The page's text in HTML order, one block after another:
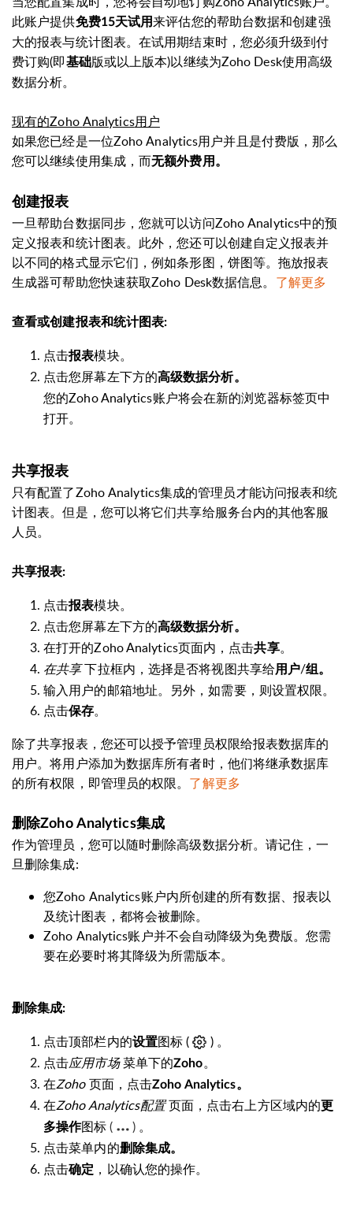
此账户提供免费15天试用来评估您的帮助台数据和创建强
大的报表与统计图表。在试用期结束时，您必须升级到付
费订购(即基础版或以上版本)以继续为Zoho Desk使用高级
数据分析。
现有的ZohoAnalytics用户
如果您已经是一位ZohoAnalytics用户并且是付费版，那么
您可以继续使用集成，而无额外费用。
创建报表
一旦帮助台数据同步，您就可以访问ZohoAnalytics中的预
定义报表和统计图表。此外，您还可以创建自定义报表并
以不同的格式显示它们，例如条形图，饼图等。拖放报表
生成器可帮助您快速获取Zoho Desk数据信息。 了解更多
查看或创建报表和统计图表:
点击报表模块。
点击您屏幕左下方的高级数据分析。
您的Zoho Analytics账户将会在新的浏览器标签页中
打开。
共享报表
只有配置了ZohoAnalytics集成的管理员才能访问报表和统
计图表。但是，您可以将它们共享给服务台内的其他客服
人员。
共享报表:
点击报表模块。
点击您屏幕左下方的高级数据分析。
在打开的Zoho Analytics页面内，点击共享。
在共享下拉框内，选择是否将视图共享给用户/组。
输入用户的邮箱地址。另外，如需要，则设置权限。
点击保存。
除了共享报表，您还可以授予管理员权限给报表数据库的
用户。将用户添加为数据库所有者时，他们将继承数据库
的所有权限，即管理员的权限。 了解更多
删除Zoho Analytics集成
作为管理员，您可以随时删除高级数据分析。请记住，一
旦删除集成:
您Zoho Analytics账户内所创建的所有数据、报表以
及统计图表，都将会被删除。
Zoho Analytics账户并不会自动降级为免费版。您需
要在必要时将其降级为所需版本。
删除集成:
点击顶部栏内的设置图标 (
) 。
点击应用市场菜单下的Zoho。
在Zoho页面，点击Zoho Analytics。
在Zoho Analytics配置页面，点击右上方区域内的更
多操作图标( )。
点击菜单内的删除集成。
点击确定 ，以确认您的操作。